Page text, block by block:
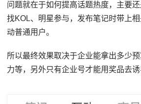
问题就在于如何提高话题热度，主要
找KOL、明星参与，发布笔记时带上
动普通用户。
所以最终效果取决于企业能拿出多少
力等，另外只有企业号才能用奖品去诱